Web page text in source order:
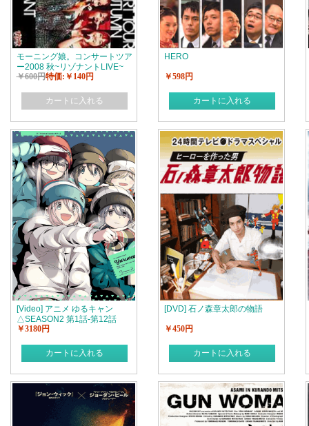
モーニング娘。コンサートツア
ー2008 秋~リゾナントLIVE~
￥600円特価:￥140円
カートに入れる
HERO
￥598円
カートに入れる
[Video] アニメ ゆるキャン
△SEASON2 第1話-第12話
￥3180円
カートに入れる
[DVD] 石ノ森章太郎の物語
￥450円
カートに入れる